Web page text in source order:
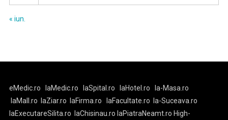
« iun.
eMedic.ro laMedic.ro laSpital.ro laHotel.ro
la-Masa.ro
laMall.ro
laZiar.ro laFirma.ro laFacultate.ro
la-Suceava.ro
laExecutareSilita.ro
laChisinau.ro laPiatraNeamt.ro High-